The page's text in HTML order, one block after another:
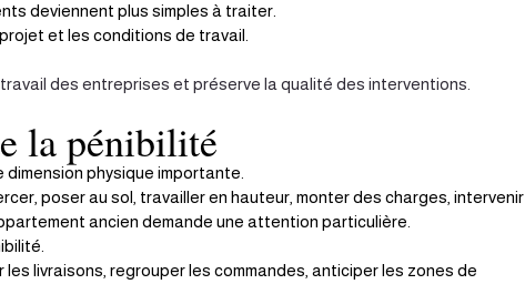
deviennent plus simples à traiter.
et les conditions de travail.
des entreprises et préserve la qualité des interventions.
la pénibilité
physique importante.
poser au sol, travailler en hauteur, monter des charges, intervenir
ancien demande une attention particulière.
livraisons, regrouper les commandes, anticiper les zones de